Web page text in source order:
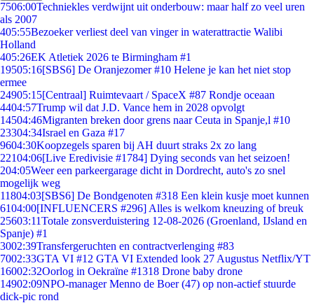
7506:00Techniekles verdwijnt uit onderbouw: maar half zo veel uren
als 2007
405:55Bezoeker verliest deel van vinger in waterattractie Walibi
Holland
405:26EK Atletiek 2026 te Birmingham #1
19505:16[SBS6] De Oranjezomer #10 Helene je kan het niet stop
ermee
24905:15[Centraal] Ruimtevaart / SpaceX #87 Rondje oceaan
4404:57Trump wil dat J.D. Vance hem in 2028 opvolgt
14504:46Migranten breken door grens naar Ceuta in Spanje,l #10
23304:34Israel en Gaza #17
9604:30Koopzegels sparen bij AH duurt straks 2x zo lang
22104:06[Live Eredivisie #1784] Dying seconds van het seizoen!
204:05Weer een parkeergarage dicht in Dordrecht, auto's zo snel
mogelijk weg
11804:03[SBS6] De Bondgenoten #318 Een klein kusje moet kunnen
6104:00[INFLUENCERS #296] Alles is welkom kneuzing of breuk
25603:11Totale zonsverduistering 12-08-2026 (Groenland, IJsland en
Spanje) #1
3002:39Transfergeruchten en contractverlenging #83
7002:33GTA VI #12 GTA VI Extended look 27 Augustus Netflix/YT
16002:32Oorlog in Oekraïne #1318 Drone baby drone
14902:09NPO-manager Menno de Boer (47) op non-actief stuurde
dick-pic rond